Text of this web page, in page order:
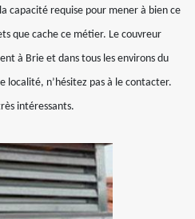
capacité requise pour mener à bien ce
que cache ce métier. Le couvreur
à Brie et dans tous les environs du
localité, n’hésitez pas à le contacter.
intéressants.